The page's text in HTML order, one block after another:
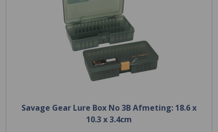
Savage Gear Lure Box No 3B Afmeting: 18.6 x
10.3 x 3.4cm